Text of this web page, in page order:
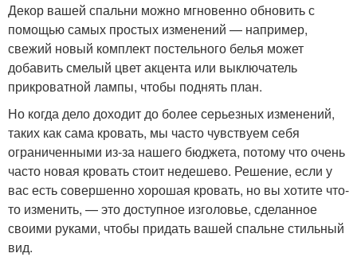
Декор вашей спальни можно мгновенно обновить с
помощью самых простых изменений — например,
свежий новый комплект постельного белья может
добавить смелый цвет акцента или выключатель
прикроватной лампы, чтобы поднять план.
Но когда дело доходит до более серьезных изменений,
таких как сама кровать, мы часто чувствуем себя
ограниченными из-за нашего бюджета, потому что очень
часто новая кровать стоит недешево. Решение, если у
вас есть совершенно хорошая кровать, но вы хотите что-
то изменить, — это доступное изголовье, сделанное
своими руками, чтобы придать вашей спальне стильный
вид.